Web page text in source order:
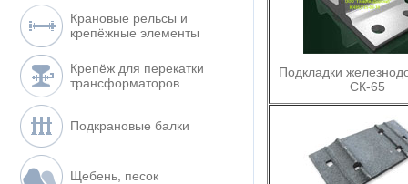
Крановые рельсы и
крепёжные элементы
Крепёж для перекатки
трансформаторов
Подкрановые балки
Щебень, песок
Подкладки
СК-65